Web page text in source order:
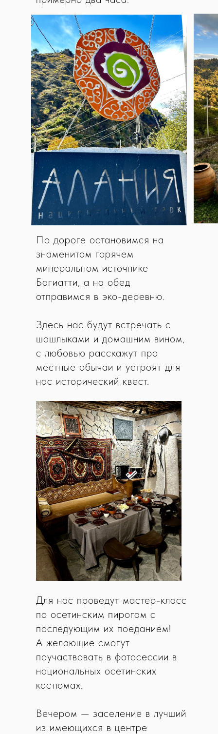
По дороге остановимся на
знаменитом горячем
минеральном источнике
Багиатти, а на обед
отправимся в эко-деревню.
Здесь нас будут встречать с
шашлыками и домашним вином,
с любовью расскажут про
местные обычаи и устроят для
нас исторический квест.
Для нас проведут мастер-класс
по осетинским пирогам с
последующим их поеданием!
А желающие смогут
поучаствовать в фотосессии в
национальных осетинских
костюмах.
Вечером — заселение в лучший
из имеющихся в центре